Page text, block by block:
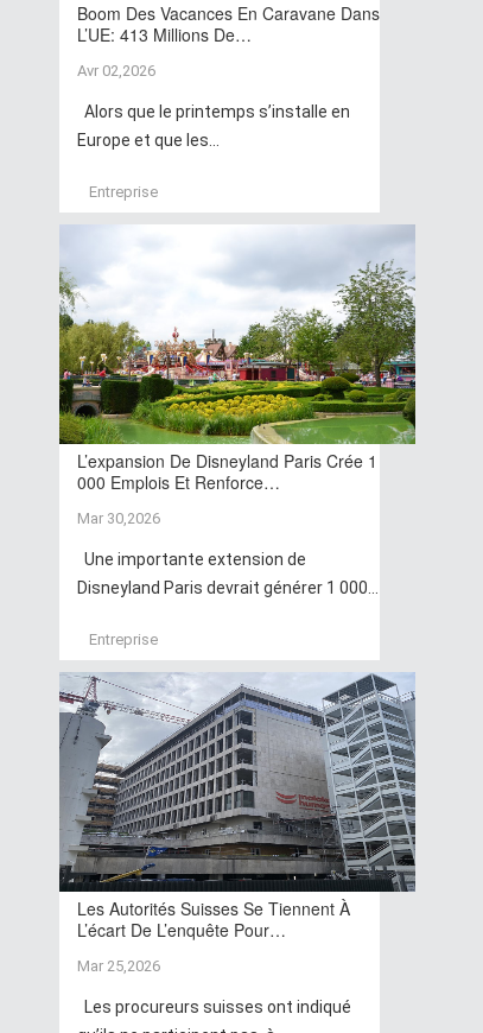
Boom Des Vacances En Caravane Dans
L’UE: 413 Millions De…
Avr 02,2026
Alors que le printemps s’installe en
Europe et que les...
Entreprise
L’expansion De Disneyland Paris Crée 1
000 Emplois Et Renforce…
Mar 30,2026
Une importante extension de
Disneyland Paris devrait générer 1 000...
Entreprise
Les Autorités Suisses Se Tiennent À
L’écart De L’enquête Pour…
Mar 25,2026
Les procureurs suisses ont indiqué